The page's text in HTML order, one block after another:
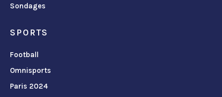
Sondages
SPORTS
Football
Omnisports
Paris 2024